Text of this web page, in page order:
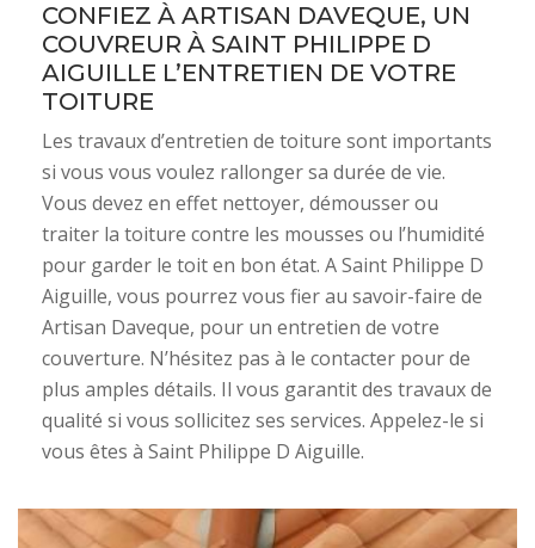
CONFIEZ À ARTISAN DAVEQUE, UN
COUVREUR À SAINT PHILIPPE D
AIGUILLE L’ENTRETIEN DE VOTRE
TOITURE
Les travaux d’entretien de toiture sont importants
si vous vous voulez rallonger sa durée de vie.
Vous devez en effet nettoyer, démousser ou
traiter la toiture contre les mousses ou l’humidité
pour garder le toit en bon état. A Saint Philippe D
Aiguille, vous pourrez vous fier au savoir-faire de
Artisan Daveque, pour un entretien de votre
couverture. N’hésitez pas à le contacter pour de
plus amples détails. Il vous garantit des travaux de
qualité si vous sollicitez ses services. Appelez-le si
vous êtes à Saint Philippe D Aiguille.